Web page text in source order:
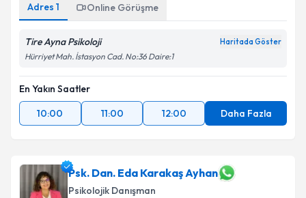
Adres 1 Online Görüşme
Tire Ayna Psikoloji Haritada Göster
Hürriyet Mah. İstasyon Cad. No:36 Daire:1
En Yakın Saatler
10:00
11:00 12:00 Daha Fazla
Psk. Dan. Eda Karakaş Ayhan
Psikolojik Danışman